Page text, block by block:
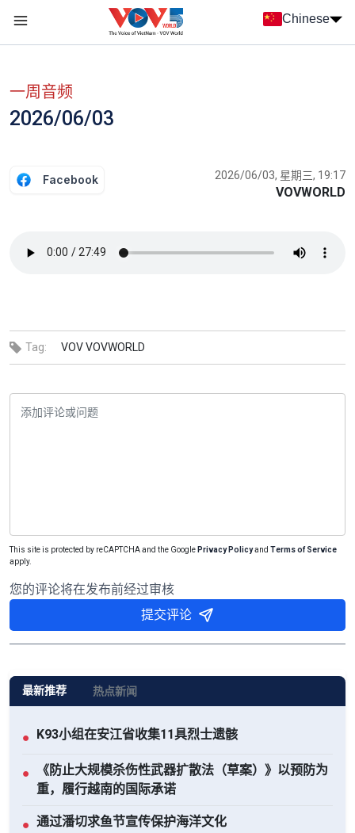
Chinese
一周音频
2026/06/03
Facebook 2026/06/03, 星期三, 19:17
VOVWORLD
Tag: VOVVOVWORLD
This site is protected by reCAPTCHA and the Google Privacy Policyand Terms of Service
apply.
您的评论将在发布前经过审核
提交评论
最新推荐 热点新闻
● K93小组在安江省收集11具烈士遗骸
●
《防止大规模杀伤性武器扩散法（草案）》以预防为
重，履行越南的国际承诺
● 通过潘切求鱼节宣传保护海洋文化